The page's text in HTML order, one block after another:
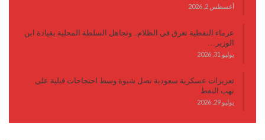
أغسطس 2, 2026
عرماء النفطية تغرق في الظلام.. وتجاهل السلطة المحلية بقيادة ابن
الوزير…
يوليو 31, 2026
تعزيزات عسكرية سعودية تصل شبوة وسط احتجاجات قبلية على
نهب النفط
يوليو 29, 2026